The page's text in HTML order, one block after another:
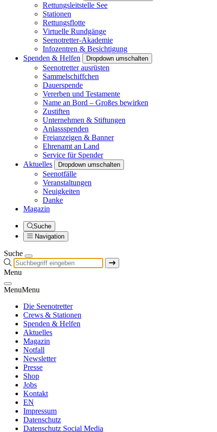
Rettungsleitstelle See
Stationen
Rettungsflotte
Virtuelle Rundgänge
Seenotretter-Akademie
Infozentren & Besichtigung
Spenden & Helfen
Dropdown umschalten
Seenotretter ausrüsten
Sammelschiffchen
Dauerspende
Vererben und Testamente
Name an Bord – Großes bewirken
Zustiften
Unternehmen & Stiftungen
Anlassspenden
Freianzeigen & Banner
Ehrenamt an Land
Service für Spender
Aktuelles
Dropdown umschalten
Seenotfälle
Veranstaltungen
Neuigkeiten
Danke
Magazin
Suche
Navigation
Suche
Menu
MenuMenu
Die Seenotretter
Crews & Stationen
Spenden & Helfen
Aktuelles
Magazin
Notfall
Newsletter
Presse
Shop
Jobs
Kontakt
EN
Impressum
Datenschutz
Datenschutz Social Media